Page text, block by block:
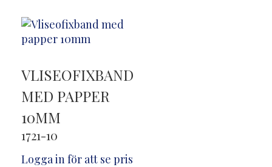
VLISEOFIXBAND
MED PAPPER
10MM
1721-10
Logga in för att se pris